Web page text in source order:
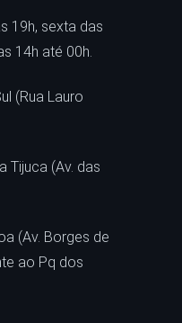
19h, sexta das
14h até 00h.
(Rua Lauro
Tijuca (Av. das
(Av. Borges de
ao Pq dos